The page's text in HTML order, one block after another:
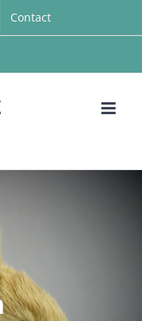
Contact